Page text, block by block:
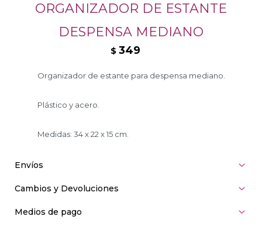
ORGANIZADOR DE ESTANTE
DESPENSA MEDIANO
$ 349
Organizador de estante para despensa mediano.
Plástico y acero.
Medidas: 34 x 22 x 15 cm.
Envíos
Cambios y Devoluciones
Medios de pago